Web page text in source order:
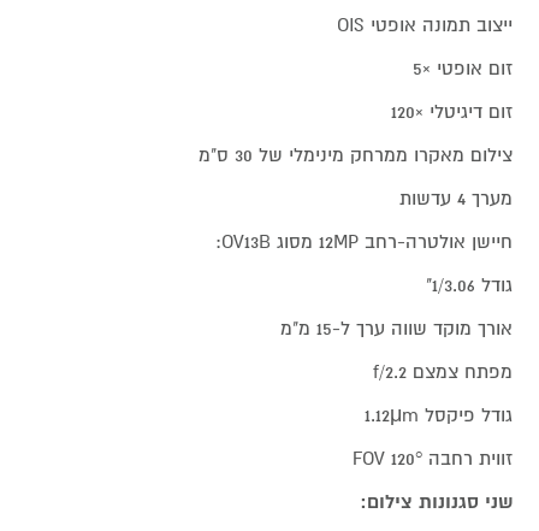
ייצוב תמונה אופטי OIS
זום אופטי ×5
זום דיגיטלי ×120
צילום מאקרו ממרחק מינימלי של 30 ס"מ
מערך 4 עדשות
חיישן אולטרה-רחב 12MP מסוג OV13B:
גודל 1/3.06"
אורך מוקד שווה ערך ל-15 מ"מ
מפתח צמצם f/2.2
גודל פיקסל 1.12μm
זווית רחבה 120° FOV
שני סגנונות צילום: